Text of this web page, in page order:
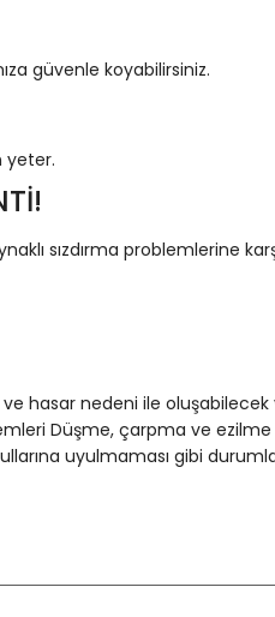
güvenle koyabilirsiniz.
yeter.
sızdırma problemlerine
nedeni ile oluşabilecek
Düşme, çarpma ve
uyulmaması gibi